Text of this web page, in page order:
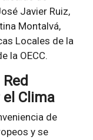
Javier Ruiz,
Montalvá,
Locales de la
la OECC.
el Clima
de
y se